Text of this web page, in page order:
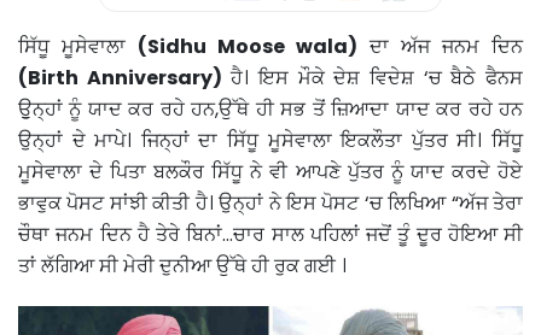
ਸਿੱਧੂ ਮੂਸੇਵਾਲਾ (Sidhu Moose wala) ਦਾ ਅੱਜ ਜਨਮ ਦਿਨ
(Birth Anniversary) ਹੈ। ਇਸ ਮੌਕੇ ਦੇਸ਼ ਵਿਦੇਸ਼ ‘ਚ ਬੈਠੇ ਫੈਨਸ
ਉੁਨ੍ਹਾਂ ਨੂੰ ਯਾਦ ਕਰ ਰਹੇ ਹਨ,ਉੱਥੇ ਹੀ ਸਭ ਤੋਂ ਜ਼ਿਆਦਾ ਯਾਦ ਕਰ ਰਹੇ ਹਨ
ਉਨ੍ਹਾਂ ਦੇ ਮਾਪੇ। ਜਿਨ੍ਹਾਂ ਦਾ ਸਿੱਧੂ ਮੂਸੇਵਾਲਾ ਇਕਲੌਤਾ ਪੁੱਤਰ ਸੀ। ਸਿੱਧੂ
ਮੂਸੇਵਾਲਾ ਦੇ ਪਿਤਾ ਬਲਕੌਰ ਸਿੱਧੂ ਨੇ ਵੀ ਆਪਣੇ ਪੁੱਤਰ ਨੂੰ ਯਾਦ ਕਰਦੇ ਹੋਏ
ਭਾਵੁਕ ਪੋਸਟ ਸਾਂਝੀ ਕੀਤੀ ਹੈ। ਉਨ੍ਹਾਂ ਨੇ ਇਸ ਪੋਸਟ ‘ਚ ਲਿਖਿਆ “ਅੱਜ ਤੇਰਾ
ਚੌਥਾ ਜਨਮ ਦਿਨ ਹੈ ਤੇਰੇ ਬਿਨਾਂ…ਚਾਰ ਸਾਲ ਪਹਿਲਾਂ ਜਦੋਂ ਤੂੰ ਦੂਰ ਹੋਇਆ ਸੀ
ਤਾਂ ਲੱਗਿਆ ਸੀ ਮੇਰੀ ਦੁਨੀਆ ਉੱਥੇ ਹੀ ਰੁਕ ਗਈ ।